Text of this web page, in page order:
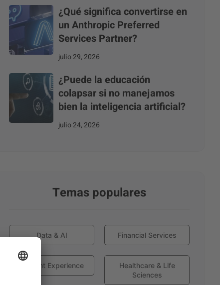
¿Qué significa convertirse en
un Anthropic Preferred
Services Partner?
julio 29, 2026
¿Puede la educación
colapsar si no manejamos
bien la inteligencia artificial?
julio 24, 2026
Temas populares
Data & AI Financial Services
Globant Experience
Healthcare & Life
Sciences